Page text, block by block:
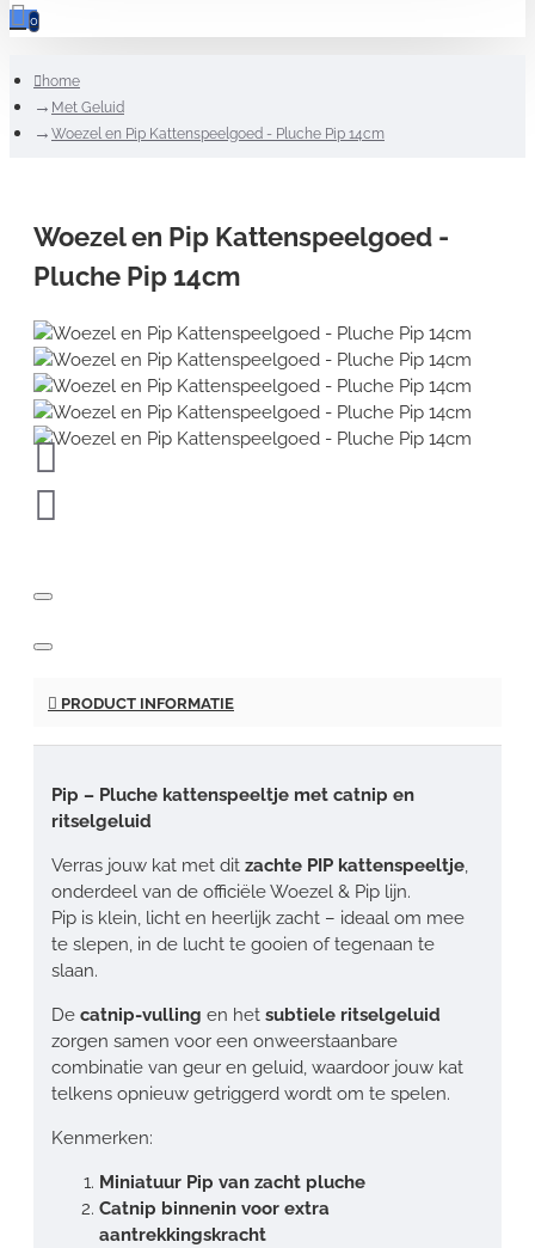
0
home
Met Geluid
Woezel en Pip Kattenspeelgoed - Pluche Pip 14cm
Woezel en Pip Kattenspeelgoed -
Pluche Pip 14cm
PRODUCT INFORMATIE
Pip – Pluche kattenspeeltje met catnip en
ritselgeluid
Verras jouw kat met dit zachte PIP kattenspeeltje,
onderdeel van de officiële Woezel & Pip lijn.
Pip is klein, licht en heerlijk zacht – ideaal om mee
te slepen, in de lucht te gooien of tegenaan te
slaan.
De catnip-vulling en het subtiele ritselgeluid
zorgen samen voor een onweerstaanbare
combinatie van geur en geluid, waardoor jouw kat
telkens opnieuw getriggerd wordt om te spelen.
Kenmerken:
Miniatuur Pip van zacht pluche
Catnip binnenin voor extra
aantrekkingskracht